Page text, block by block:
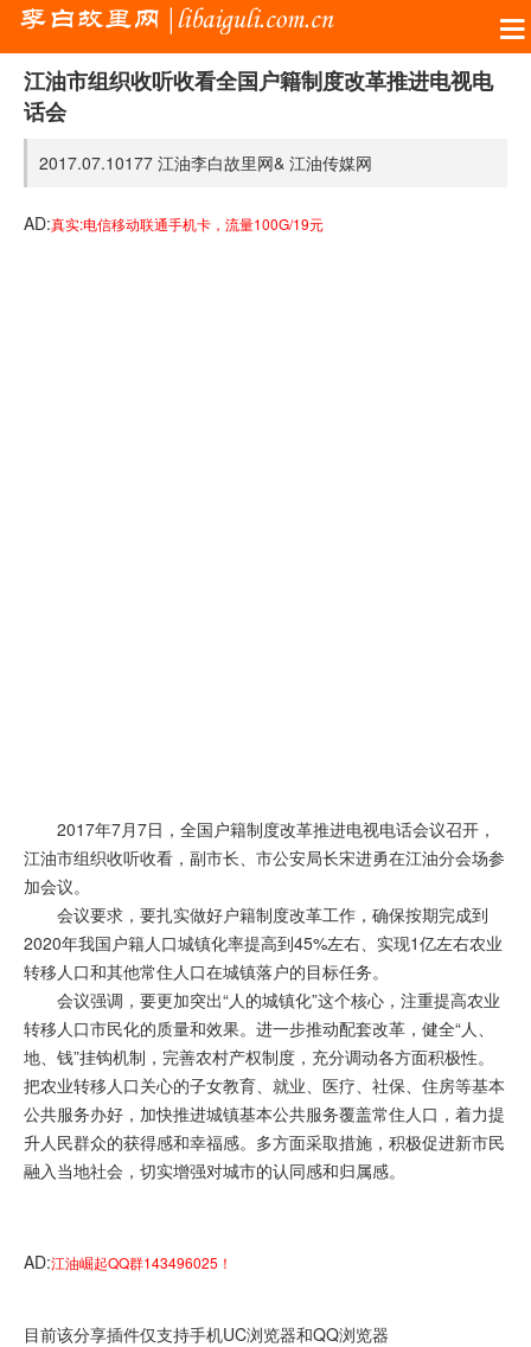
江油市组织收听收看全国户籍制度改革推进电视电
话会
2017.07.10177 江油李白故里网& 江油传媒网
AD:真实:电信移动联通手机卡，流量100G/19元
2017年7月7日，全国户籍制度改革推进电视电话会议召开，
江油市组织收听收看，副市长、市公安局长宋进勇在江油分会场参
加会议。
会议要求，要扎实做好户籍制度改革工作，确保按期完成到
2020年我国户籍人口城镇化率提高到45%左右、实现1亿左右农业
转移人口和其他常住人口在城镇落户的目标任务。
会议强调，要更加突出“人的城镇化”这个核心，注重提高农业
转移人口市民化的质量和效果。进一步推动配套改革，健全“人、
地、钱”挂钩机制，完善农村产权制度，充分调动各方面积极性。
把农业转移人口关心的子女教育、就业、医疗、社保、住房等基本
公共服务办好，加快推进城镇基本公共服务覆盖常住人口，着力提
升人民群众的获得感和幸福感。多方面采取措施，积极促进新市民
融入当地社会，切实增强对城市的认同感和归属感。
AD:江油崛起QQ群143496025！
目前该分享插件仅支持手机UC浏览器和QQ浏览器